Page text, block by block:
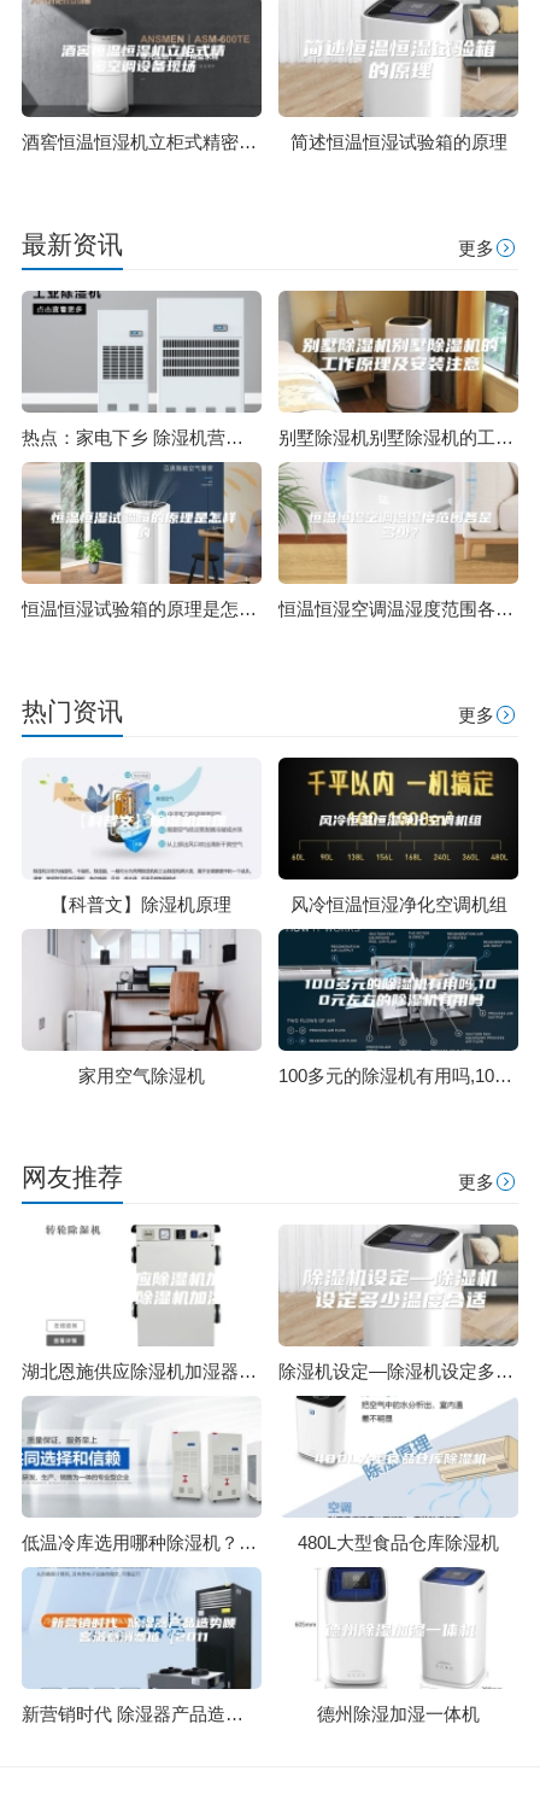
酒窖恒温恒湿机立柜式精密空调设备现场 简述恒温恒湿试验箱的原理
最新资讯 更多
热点：家电下乡 除湿机营销巅峰之作 别墅除湿机别墅除湿机的工作原理及安装注意
恒温恒湿试验箱的原理是怎样的 恒温恒湿空调温湿度范围各是多少？
热门资讯 更多
【科普文】除湿机原理 风冷恒温恒湿净化空调机组
家用空气除湿机 100多元的除湿机有用吗,100元左右的除湿机有用吗
网友推荐 更多
湖北恩施供应除湿机加湿器，安诗曼除湿机加湿器 除湿机设定—除湿机设定多少温度合适
低温冷库选用哪种除湿机？低温冷库用除湿机 480L大型食品仓库除湿机
新营销时代 除湿器产品造势顾客满意消费链 [2011 德州除湿加湿一体机